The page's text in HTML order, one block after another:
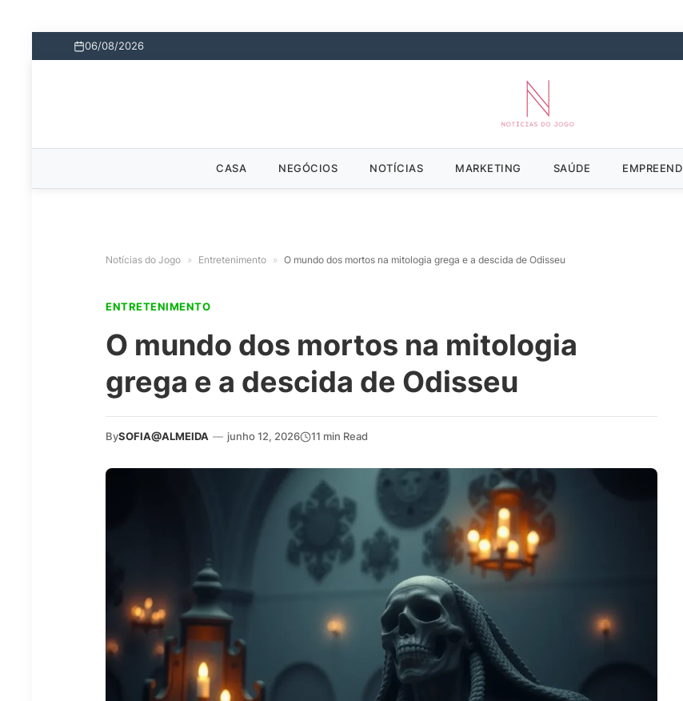
06/08/2026
CASA NEGÓCIOS NOTÍCIAS MARKETING SAÚDE
Notícias do Jogo » Entretenimento » O mundo dos mortos na mitologia grega e a descida de Odisseu
ENTRETENIMENTO
O mundo dos mortos na mitologia
grega e a descida de Odisseu
BySOFIA@ALMEIDA — junho 12, 2026 11 min Read